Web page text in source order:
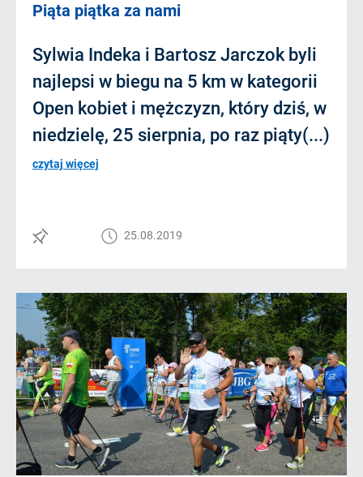
Piąta piątka za nami
Sylwia Indeka i Bartosz Jarczok byli
najlepsi w biegu na 5 km w kategorii
Open kobiet i mężczyzn, który dziś, w
niedzielę, 25 sierpnia, po raz piąty(...)
czytaj więcej
25.08.2019